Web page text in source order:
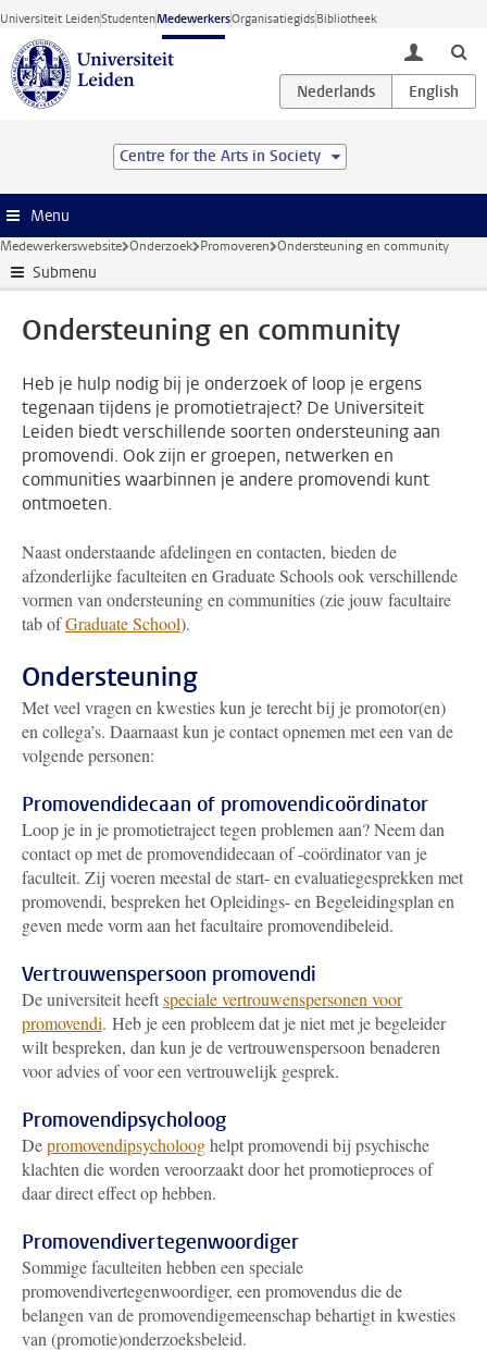
Ga direct naar de inhoud
Universiteit LeidenStudentenMedewerkersOrganisatiegidsBibliotheek
toggle
Centre for the Arts in Society
Menu
Medewerkerswebsite Onderzoek Promoveren Ondersteuning en community
Submenu
Ondersteuning en community
Heb je hulp nodig bij je onderzoek of loop je ergens
tegenaan tijdens je promotietraject? De Universiteit
Leiden biedt verschillende soorten ondersteuning aan
promovendi. Ook zijn er groepen, netwerken en
communities waarbinnen je andere promovendi kunt
ontmoeten.
Naast onderstaande afdelingen en contacten, bieden de
afzonderlijke faculteiten en Graduate Schools ook verschillende
vormen van ondersteuning en communities (zie jouw facultaire
tab ofGraduate School).
Ondersteuning
Met veel vragen en kwesties kun je terecht bij je promotor(en)
en collega’s. Daarnaast kun je contact opnemen met een van de
volgende personen:
Promovendidecaan of promovendicoördinator
Loop je in je promotietraject tegen problemen aan? Neem dan
contact op met de promovendidecaan of -coördinator van je
faculteit. Zij voeren meestal de start- en evaluatiegesprekken met
promovendi, bespreken het Opleidings- en Begeleidingsplan en
geven mede vorm aan het facultaire promovendibeleid.
Vertrouwenspersoon promovendi
De universiteit heeftspeciale vertrouwenspersonen voor
promovendi. Heb je een probleem dat je niet met je begeleider
wilt bespreken, dan kun je de vertrouwenspersoon benaderen
voor advies of voor een vertrouwelijk gesprek.
Promovendipsycholoog
Depromovendipsycholooghelpt promovendi bij psychische
klachten die worden veroorzaakt door het promotieproces of
daar direct effect op hebben.
Promovendivertegenwoordiger
Sommige faculteiten hebben een speciale
promovendivertegenwoordiger, een promovendus die de
belangen van de promovendigemeenschap behartigt in kwesties
van (promotie)onderzoeksbeleid.